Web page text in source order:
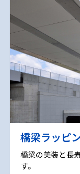
橋梁ラッピ
橋梁の美装と長
す。